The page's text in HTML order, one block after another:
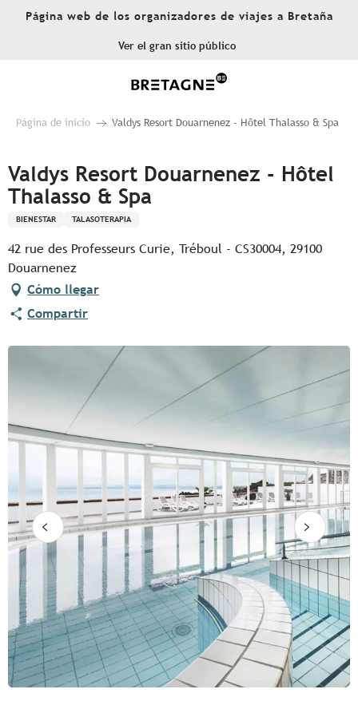
AllerPágina web de los organizadores de viajes a Bretaña
Ver el gran sitio público
Página de inicio Valdys Resort Douarnenez - Hôtel Thalasso & Spa
Valdys Resort Douarnenez - Hôtel
Thalasso & Spa
BIENESTAR TALASOTERAPIA
42 rue des Professeurs Curie, Tréboul - CS30004, 29100
Douarnenez
Cómo llegar
Compartir